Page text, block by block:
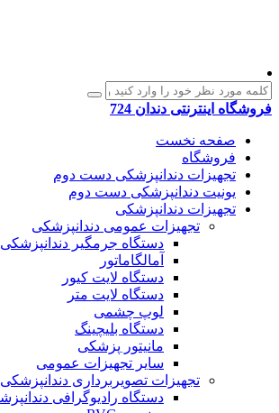
فروشگاه اینترنتی دندان 724
صفحه نخست
فروشگاه
تجهیزات دندانپزشکی دست دوم
یونیت دندانپزشکی دست دوم
تجهیزات دندانپزشکی
تجهیزات عمومی دندانپزشکی
دستگاه جرمگیر دندانپزشکی
آمالگاماتور
دستگاه لایت کیور
دستگاه لایت متر
لوپ چشمی
دستگاه بلیچینگ
مانیتور پزشکی
سایر تجهیزات عمومی
تجهیزات تصویربرداری دندانپزشکی
دستگاه رادیوگرافی